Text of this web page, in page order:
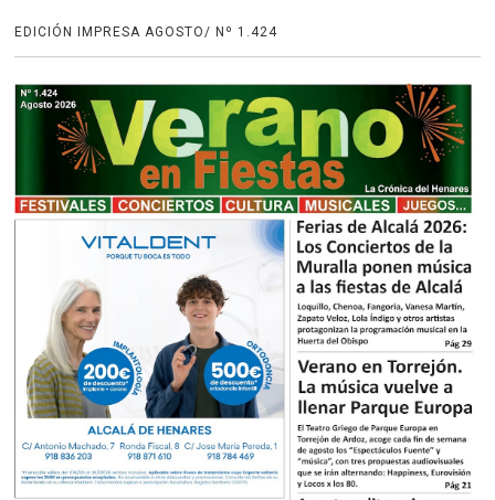
EDICIÓN IMPRESA AGOSTO/ Nº 1.424